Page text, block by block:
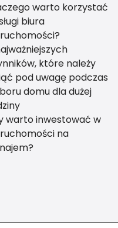
warto korzystać
biura
które należy
pod uwagę podczas
domu dla dużej
warto inwestować w
na